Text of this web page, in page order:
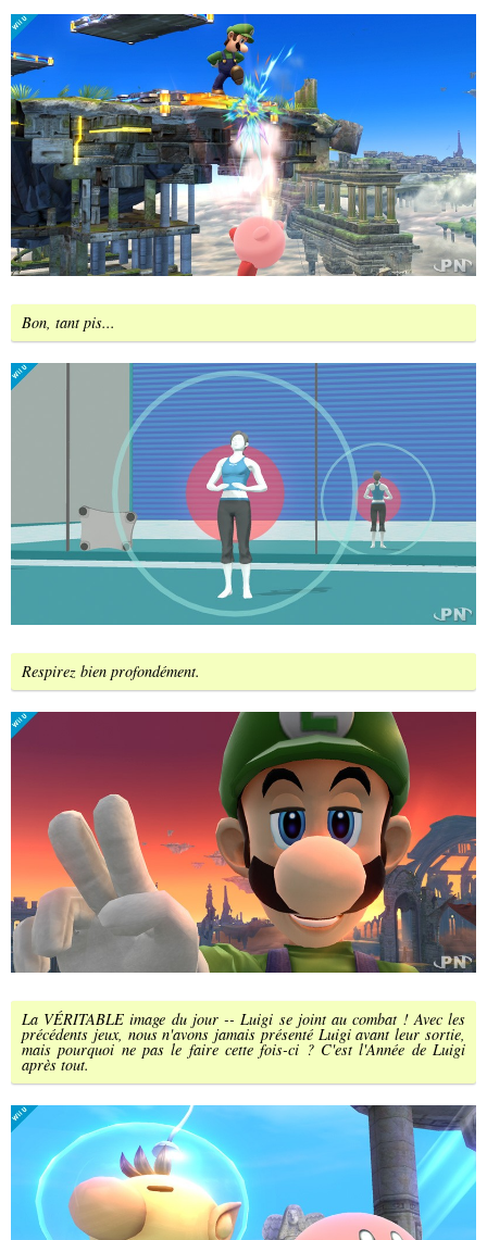
Bon, tant pis...
Respirez bien profondément.
La VÉRITABLE image du jour -- Luigi se joint au combat ! Avec les
précédents jeux, nous n'avons jamais présenté Luigi avant leur sortie,
mais pourquoi ne pas le faire cette fois-ci ? C'est l'Année de Luigi
après tout.